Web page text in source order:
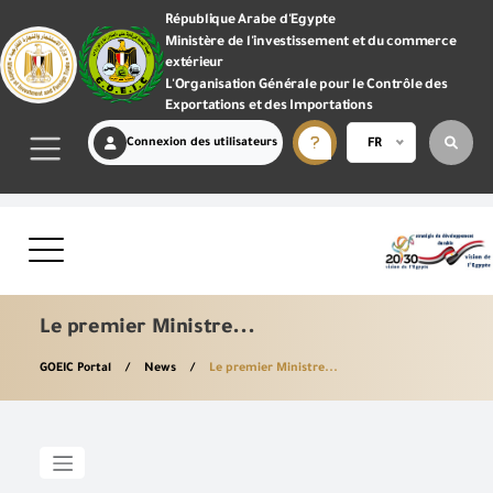
République Arabe d'Egypte
Ministère de l'investissement et du commerce
extérieur
L'Organisation Générale pour le Contrôle des
Exportations et des Importations
Connexion des utilisateurs FR
Le premier Ministre...
GOEIC Portal News Le premier Ministre...